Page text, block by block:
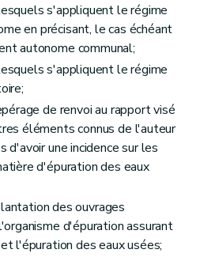
s'appliquent le régime
en précisant, le cas échéant
autonome communal;
s'appliquent le régime
de renvoi au rapport visé
éléments connus de l'auteur
une incidence sur les
d'épuration des eaux
des ouvrages
d'épuration assurant
l'épuration des eaux usées;